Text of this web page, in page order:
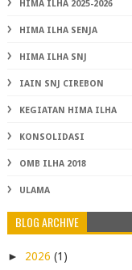
HIMA ILHA 2025-2026
HIMA ILHA SENJA
HIMA ILHA SNJ
IAIN SNJ CIREBON
KEGIATAN HIMA ILHA
KONSOLIDASI
OMB ILHA 2018
ULAMA
BLOG ARCHIVE
► 2026 (1)